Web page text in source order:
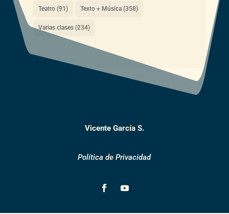
Teatro(91) Texto + Música(358)
Varias clases(234)
Vicente García S.
Política de Privacidad